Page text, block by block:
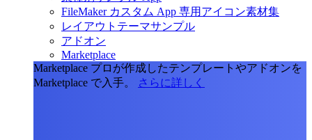
FileMaker カスタム App 専用アイコン素材集
レイアウトテーマサンプル
アドオン
Marketplace
Marketplace プロが作成したテンプレートやアドオンを
Marketplace で入手。
さらに詳しく